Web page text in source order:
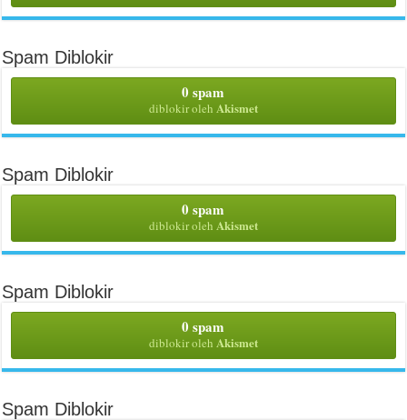
Spam Diblokir
0 spam
diblokir oleh Akismet
Spam Diblokir
0 spam
diblokir oleh Akismet
Spam Diblokir
0 spam
diblokir oleh Akismet
Spam Diblokir